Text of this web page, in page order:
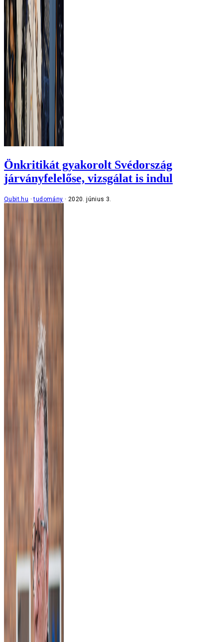
Önkritikát gyakorolt Svédország
járványfelelőse, vizsgálat is indul
Qubit.hu tudomány 2020. június 3.